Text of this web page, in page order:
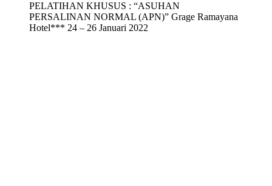
PELATIHAN KHUSUS : “ASUHAN
PERSALINAN NORMAL (APN)” Grage Ramayana
Hotel*** 24 – 26 Januari 2022